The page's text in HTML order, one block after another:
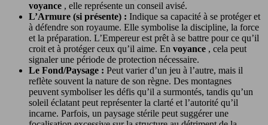
voyance , elle représente un conseil avisé.
L’Armure (si présente) : Indique sa capacité à se protéger et
à défendre son royaume. Elle symbolise la discipline, la force
et la préparation. L’Empereur est prêt à se battre pour ce qu’il
croit et à protéger ceux qu’il aime. En voyance , cela peut
signaler une période de protection nécessaire.
Le Fond/Paysage : Peut varier d’un jeu à l’autre, mais il
reflète souvent la nature de son règne. Des montagnes
peuvent symboliser les défis qu’il a surmontés, tandis qu’un
soleil éclatant peut représenter la clarté et l’autorité qu’il
incarne. Parfois, un paysage stérile peut suggérer une